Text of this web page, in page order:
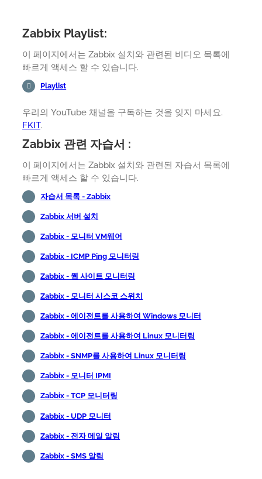
Zabbix Playlist:
이 페이지에서는 Zabbix 설치와 관련된 비디오 목록에
빠르게 액세스 할 수 있습니다.
Playlist
우리의 YouTube 채널을 구독하는 것을 잊지 마세요.
FKIT.
Zabbix 관련 자습서 :
이 페이지에서는 Zabbix 설치와 관련된 자습서 목록에
빠르게 액세스 할 수 있습니다.
자습서 목록 - Zabbix
Zabbix 서버 설치
Zabbix - 모니터 VM웨어
Zabbix - ICMP Ping 모니터링
Zabbix - 웹 사이트 모니터링
Zabbix - 모니터 시스코 스위치
Zabbix - 에이전트를 사용하여 Windows 모니터
Zabbix - 에이전트를 사용하여 Linux 모니터링
Zabbix - SNMP를 사용하여 Linux 모니터링
Zabbix - 모니터 IPMI
Zabbix - TCP 모니터링
Zabbix - UDP 모니터
Zabbix - 전자 메일 알림
Zabbix - SMS 알림